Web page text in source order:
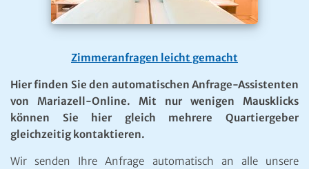
Zimmeranfragen leicht gemacht
Hier finden Sie den automatischen Anfrage-Assistenten
von Mariazell-Online. Mit nur wenigen Mausklicks
können Sie hier gleich mehrere Quartiergeber
gleichzeitig kontaktieren.
Wir senden Ihre Anfrage automatisch an alle unsere